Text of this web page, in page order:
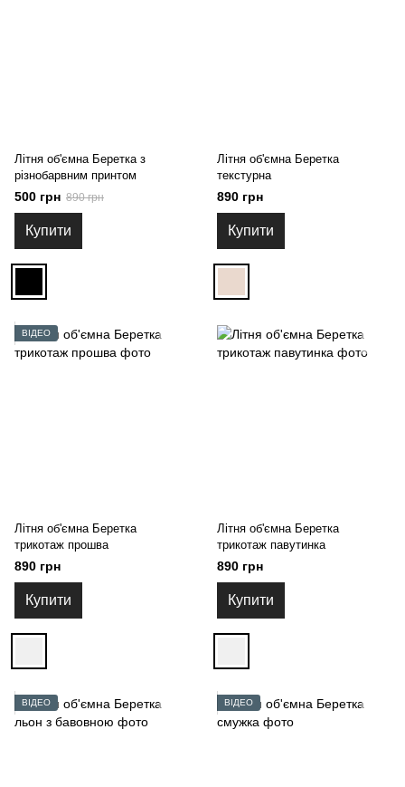
Літня об'ємна Беретка з
різнобарвним принтом
500 грн 890 грн
Купити
Літня об'ємна Беретка
текстурна
890 грн
Купити
ВІДЕО
Літня об'ємна Беретка
трикотаж прошва
890 грн
Купити
Літня об'ємна Беретка
трикотаж павутинка
890 грн
Купити
ВІДЕО ВІДЕО